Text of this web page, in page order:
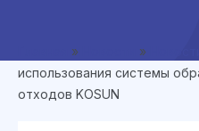
» »
использования системы
отходов KOSUN